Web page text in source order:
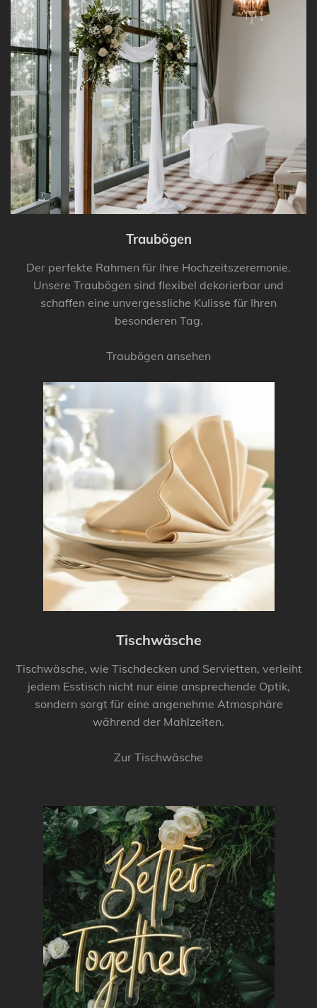
Traubögen
Der perfekte Rahmen für Ihre Hochzeitszeremonie.
Unsere Traubögen sind flexibel dekorierbar und
schaffen eine unvergessliche Kulisse für Ihren
besonderen Tag.
Traubögen ansehen
Tischwäsche
Tischwäsche, wie Tischdecken und Servietten, verleiht
jedem Esstisch nicht nur eine ansprechende Optik,
sondern sorgt für eine angenehme Atmosphäre
während der Mahlzeiten.
Zur Tischwäsche